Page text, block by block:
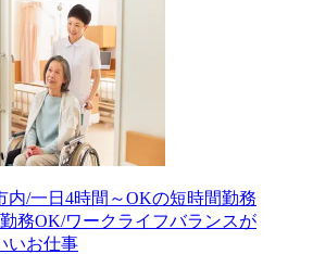
内/一日4時間～OKの短時間勤務
務OK/ワークライフバランスが
いお仕事